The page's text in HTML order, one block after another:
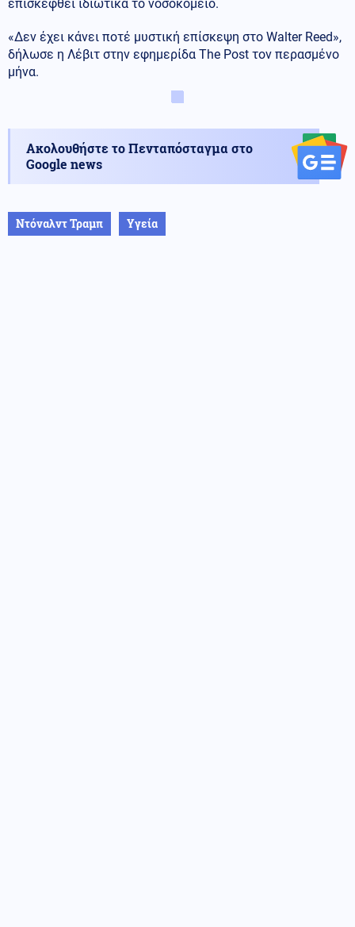
επισκεφθεί ιδιωτικά το νοσοκομείο.
«Δεν έχει κάνει ποτέ μυστική επίσκεψη στο Walter Reed»,
δήλωσε η Λέβιτ στην εφημερίδα The Post τον περασμένο
μήνα.
Ακολουθήστε το Πενταπόσταγμα στο
Google news
Ντόναλντ Τραμπ Υγεία